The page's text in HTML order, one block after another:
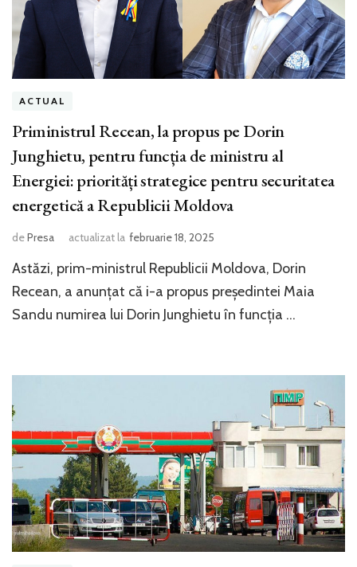
ACTUAL
Priministrul Recean, la propus pe Dorin
Junghietu, pentru funcția de ministru al
Energiei: priorități strategice pentru securitatea
energetică a Republicii Moldova
dePresa actualizat la februarie 18, 2025
Astăzi, prim-ministrul Republicii Moldova, Dorin
Recean, a anunțat că i-a propus președintei Maia
Sandu numirea lui Dorin Junghietu în funcția …